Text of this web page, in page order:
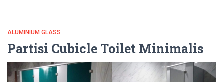
ALUMINIUM GLASS
Partisi Cubicle Toilet Minimalis